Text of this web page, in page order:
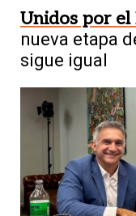
Unidos por el
nueva etapa
sigue igual